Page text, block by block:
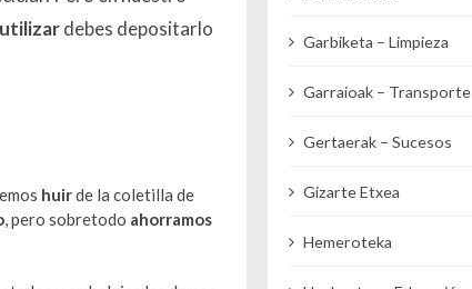
debes depositarlo
huirde la coletilla de
, pero sobretodo ahorramos
Garbiketa – Limpieza
Garraioak – Transporte
Gertaerak – Sucesos
Gizarte Etxea
Hemeroteka